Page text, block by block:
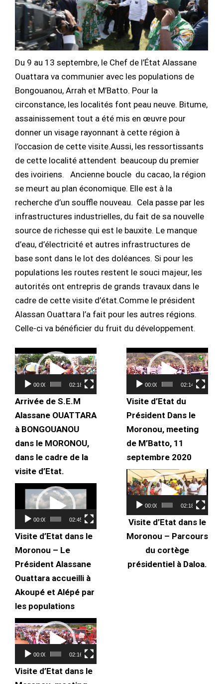
Du 9 au 13 septembre, le Chef de l’État Alassane
Ouattara va communier avec les populations de
Bongouanou, Arrah et M’Batto. Pour la
circonstance, les localités font peau neuve. Bitume,
assainissement tout a été mis en œuvre pour
donner un visage rayonnant à cette région à
l’occasion de cette visite.Aussi, les ressortissants
de cette localité attendent beaucoup du premier
des ivoiriens. Ancienne boucle du cacao, la région
se meurt au plan économique. Elle est à la
recherche d’un souffle nouveau. Cela passe par les
infrastructures industrielles, du fait de sa nouvelle
source de richesse qui est le bauxite. Le manque
d’eau, d’électricité et autres infrastructures de
base sont dans le lot des doléances. Si pour les
populations les routes restent le souci majeur, les
autorités ont entrepris de grands travaux dans le
cadre de cette visite d’état.Comme le président
Alassan Ouattara l’a fait pour les autres régions.
Celle-ci va bénéficier du fruit du développement.
Lecteur
vidéo
00:00 02:18
Arrivée de S.E.M
Alassane OUATTARA
à BONGOUANOU
dans le MORONOU,
dans le cadre de la
visite d’Etat.
Lecteur
vidéo
00:00 02:45
Visite d’Etat dans le
Moronou – Le
Président Alassane
Ouattara accueilli à
Akoupé et Alépé par
les populations
Lecteur
vidéo
00:00 02:16
Visite d’Etat dans le
Lecteur
vidéo
00:00 02:14
Visite d’Etat du
Président Dans le
Moronou, meeting
de M’Batto, 11
septembre 2020
Lecteur
vidéo
00:00 02:18
Visite d’Etat dans le
Moronou – Parcours
du cortège
présidentiel à Daloa.